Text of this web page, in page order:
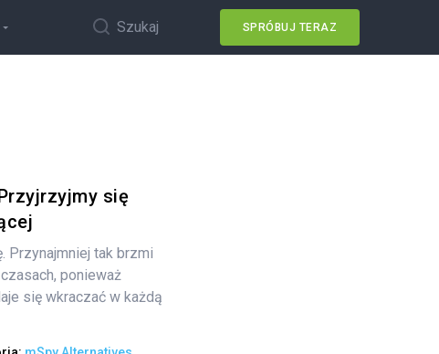
Szukaj SPRÓBUJ TERAZ
się
Przynajmniej tak brzmi
ponieważ
się wkraczać w każdą